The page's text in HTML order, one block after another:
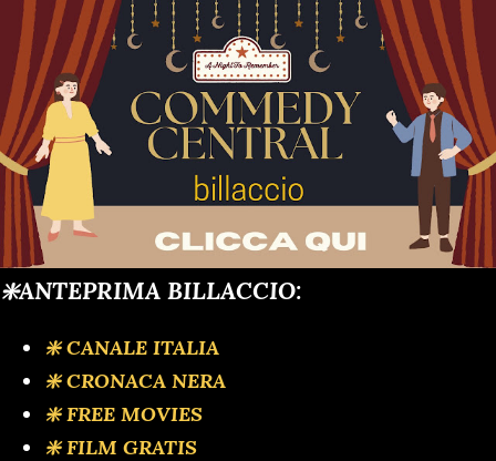
❇️ANTEPRIMA BILLACCIO:
❇️ CANALE ITALIA
❇️ CRONACA NERA
❇️ FREE MOVIES
❇️ FILM GRATIS